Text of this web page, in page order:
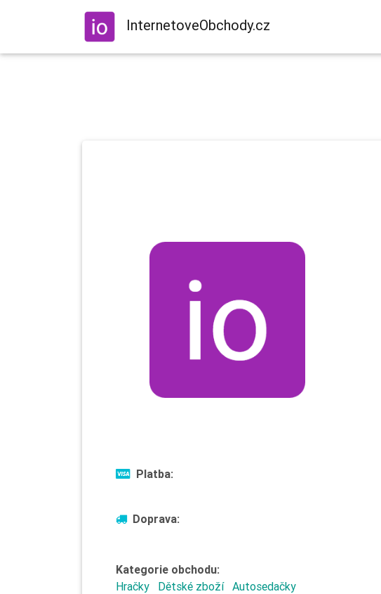
InternetoveObchody.cz
Platba:
Doprava:
Kategorie obchodu:
Hračky
Dětské zboží Autosedačky